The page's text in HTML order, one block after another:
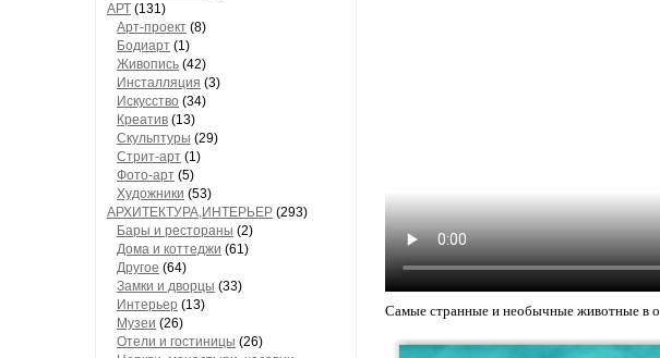
АРТ (131)
Арт-проект (8)
Бодиарт (1)
Живопись (42)
Инсталляция (3)
Искусство (34)
Креатив (13)
Скульптуры (29)
Стрит-арт (1)
Фото-арт (5)
Художники (53)
АРХИТЕКТУРА,ИНТЕРЬЕР (293)
Бары и рестораны (2)
Дома и коттеджи (61)
Другое (64)
Замки и дворцы (33)
Интерьер (13)
Музеи (26)
Отели и гостиницы (26)
Самые странные и необычные животные в